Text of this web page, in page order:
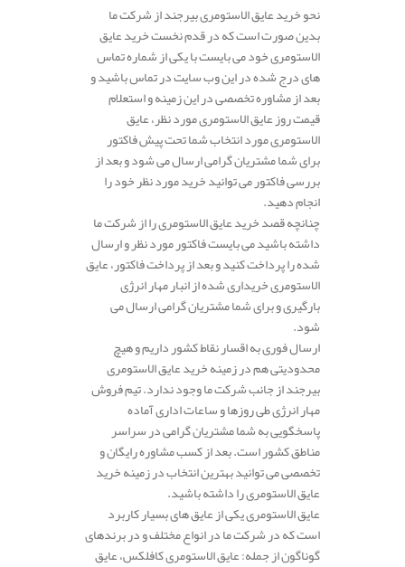
نحو خرید عایق الاستومری بیرجند از شرکت ما
بدین صورت است که در قدم نخست خرید عایق
الاستومری خود می بایست با یکی از شماره تماس
های درج شده در این وب سایت در تماس باشید و
بعد از مشاوره تخصصی در این زمینه و استعلام
قیمت روز عایق الاستومری مورد نظر، عایق
الاستومری مورد انتخاب شما تحت پیش فاکتور
برای شما مشتریان گرامی ارسال می شود و بعد از
بررسی فاکتور می توانید خرید مورد نظر خود را
انجام دهید.
چنانچه قصد خرید عایق الاستومری را از شرکت ما
داشته باشید می بایست فاکتور مورد نظر و ارسال
شده را پرداخت کنید و بعد از پرداخت فاکتور، عایق
الاستومری خریداری شده از انبار مهار انرژی
بارگیری و برای شما مشتریان گرامی ارسال می
شود.
ارسال فوری به اقسار نقاط کشور داریم و هیچ
محدودیتی هم در زمینه خرید عایق الاستومری
بیرجند از جانب شرکت ما وجود ندارد. تیم فروش
مهار انرژی طی روزها و ساعات اداری آماده
پاسخگویی به شما مشتریان گرامی در سراسر
مناطق کشور است. بعد از کسب مشاوره رایگان و
تخصصی می توانید بهترین انتخاب در زمینه خرید
عایق الاستومری را داشته باشید.
عایق الاستومری یکی از عایق های بسیار کاربرد
است که در شرکت ما در انواع مختلف و در برندهای
گوناگون از جمله: عایق الاستومری کافلکس، عایق